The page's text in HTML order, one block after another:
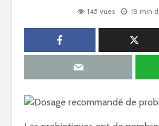
145 vues 18 min